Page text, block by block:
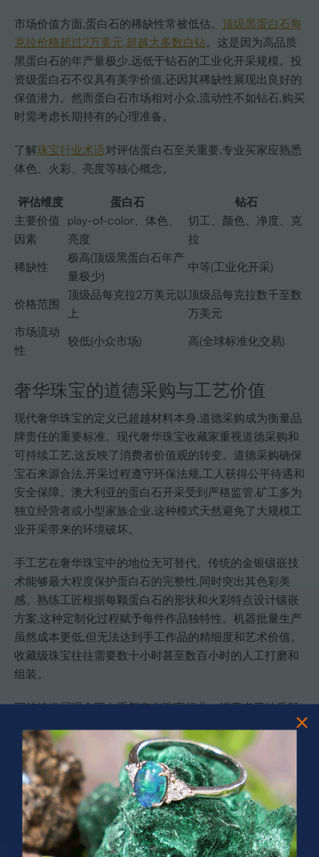
市场价值方面,蛋白石的稀缺性常被低估。 顶级黑蛋白石每
克拉价格超过2万美元,超越大多数白钻。这是因为高品质
黑蛋白石的年产量极少,远低于钻石的工业化开采规模。投
资级蛋白石不仅具有美学价值,还因其稀缺性展现出良好的
保值潜力。然而蛋白石市场相对小众,流动性不如钻石,购买
时需考虑长期持有的心理准备。
了解珠宝行业术语对评估蛋白石至关重要,专业买家应熟悉
体色、火彩、亮度等核心概念。
评估维度 蛋白石
钻石
主要价值
因素
play-of-color、体色、
亮度
切工、颜色、净度、克
拉
稀缺性
极高(顶级黑蛋白石年产
量极少)
中等(工业化开采)
价格范围
顶级品每克拉2万美元以
上
顶级品每克拉数千至数
万美元
市场流动
性
较低(小众市场) 高(全球标准化交易)
奢华珠宝的道德采购与工艺价值
现代奢华珠宝的定义已超越材料本身,道德采购成为衡量品
牌责任的重要标准。现代奢华珠宝收藏家重视道德采购和
可持续工艺,这反映了消费者价值观的转变。道德采购确保
宝石来源合法,开采过程遵守环保法规,工人获得公平待遇和
安全保障。澳大利亚的蛋白石开采受到严格监管,矿工多为
独立经营者或小型家族企业,这种模式天然避免了大规模工
业开采带来的环境破坏。
手工艺在奢华珠宝中的地位无可替代。传统的金银镶嵌技
术能够最大程度保护蛋白石的完整性,同时突出其色彩美
感。熟练工匠根据每颗蛋白石的形状和火彩特点设计镶嵌
方案,这种定制化过程赋予每件作品独特性。机器批量生产
虽然成本更低,但无法达到手工作品的精细度和艺术价值。
收藏级珠宝往往需要数十小时甚至数百小时的人工打磨和
组装。
可持续发展理念正在重塑奢华珠宝行业。消费者开始质疑
传统开采模式对环境的影响,并寻求更负责任的替代方案。
蛋白石的小规模开采方式相对环保,许多矿工采用传统手工
方法而非大型机械设备。选择支持透明供应链的品牌,能够
确保购买的珠宝符合道德标准。品牌的社会责任承诺、环
保认证和社区贡献都是评估的重要维度。
专业提示: 金银镶嵌欧泊不仅保护宝石,更能通过金属的光
泽与蛋白石的火彩形成完美互补。